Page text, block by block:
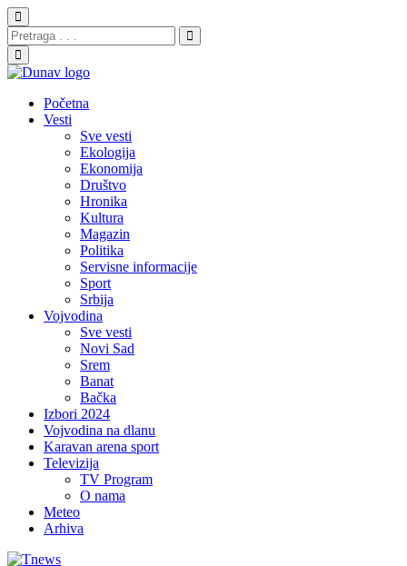
Početna
Vesti
Sve vesti
Ekologija
Ekonomija
Društvo
Hronika
Kultura
Magazin
Politika
Servisne informacije
Sport
Srbija
Vojvodina
Sve vesti
Novi Sad
Srem
Banat
Bačka
Izbori 2024
Vojvodina na dlanu
Karavan arena sport
Televizija
TV Program
O nama
Meteo
Arhiva